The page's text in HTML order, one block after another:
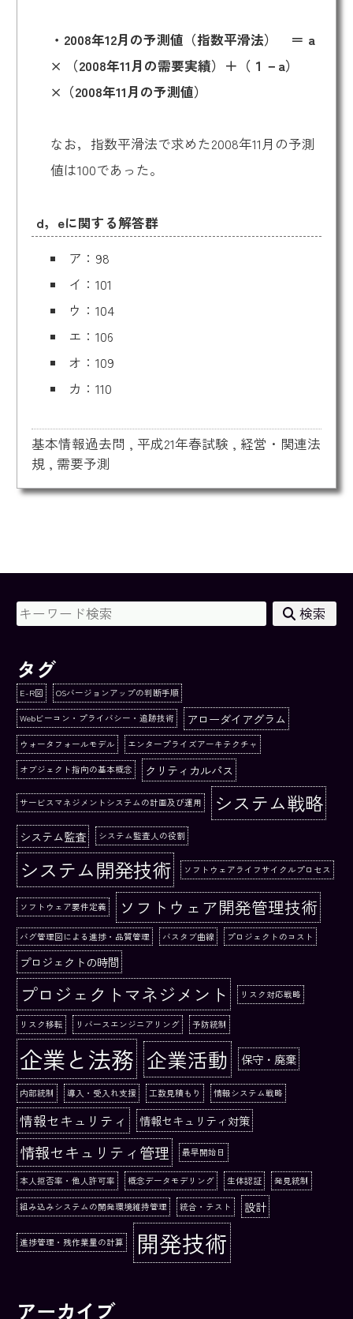
・2008年12月の予測値（指数平滑法） ＝ a
× （2008年11月の需要実績）＋（１－a）
×（2008年11月の予測値）
なお，指数平滑法で求めた2008年11月の予測
値は100であった。
d，eに関する解答群
ア：98
イ：101
ウ：104
エ：106
オ：109
カ：110
基本情報過去問 , 平成21年春試験 , 経営・関連法
規, 需要予測
検索
タグ
E-R図 OSバージョンアップの判断手順
Webビーコン・プライバシー・追跡技術 アローダイアグラム
ウォータフォールモデル エンタープライズアーキテクチャ
オブジェクト指向の基本概念 クリティカルパス
サービスマネジメントシステムの計画及び運用 システム戦略
システム監査 システム監査人の役割
システム開発技術 ソフトウェアライフサイクルプロセス
ソフトウェア要件定義 ソフトウェア開発管理技術
バグ管理図による進捗・品質管理 バスタブ曲線 プロジェクトのコスト
プロジェクトの時間
プロジェクトマネジメント リスク対応戦略
リスク移転 リバースエンジニアリング 予防統制
企業と法務 企業活動 保守・廃棄
内部統制 導入・受入れ支援 工数見積もり 情報システム戦略
情報セキュリティ 情報セキュリティ対策
情報セキュリティ管理 最早開始日
本人拒否率・他人許可率 概念データモデリング 生体認証 発見統制
組み込みシステムの開発環境維持管理 統合・テスト 設計
進捗管理・残作業量の計算 開発技術
アーカイブ